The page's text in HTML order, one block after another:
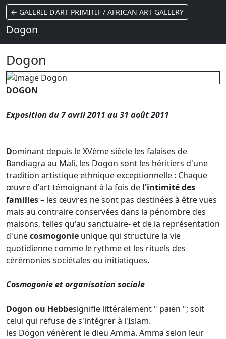
← GALERIE D'ART PRIMITIF / AFRICAN ART GALLERY
Dogon
Dogon
DOGON
Exposition du 7 avril 2011 au 31 août 2011
Dominant depuis le XVème siècle les falaises de
Bandiagra au Mali, les Dogon sont les héritiers d'une
tradition artistique ethnique exceptionnelle : Chaque
œuvre d'art témoignant à la fois de l'intimité des
familles– les œuvres ne sont pas destinées à être vues
mais au contraire conservées dans la pénombre des
maisons, telles qu'au sanctuaire- et de la représentation
d'unecosmogonie unique qui structure la vie
quotidienne comme le rythme et les rituels des
cérémonies sociétales ou initiatiques.
Cosmogonie et organisation sociale
Dogon ou Hebbesignifie littéralement " païen "; soit
celui qui refuse de s'intégrer à l'Islam.
les Dogon vénèrent le dieu Amma. Amma selon leur